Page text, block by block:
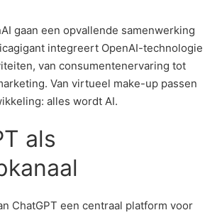
gaan een opvallende samenwerking
integreert OpenAI-technologie
van consumentenervaring tot
Van virtueel make-up passen
alles wordt AI.
als
ChatGPT een centraal platform voor